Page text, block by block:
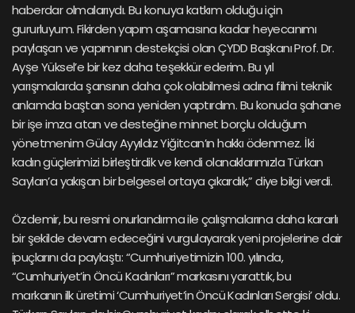
haberdar olmalarıydı. Bu konuya katkım olduğu için
gururluyum. Fikirden yapım aşamasına kadar heyecanımı
paylaşan ve yapımının destekçisi olan ÇYDD Başkanı Prof. Dr.
Ayşe Yüksel’e bir kez daha teşekkür ederim. Bu yıl
yarışmalarda şansının daha çok olabilmesi adına filmi teknik
anlamda baştan sona yeniden yaptırdım. Bu konuda şahane
bir işe imza atan ve desteğine minnet borçlu olduğum
yönetmenim Gülay Ayyıldız Yiğitcan’ın hakkı ödenmez. İki
kadın güçlerimizi birleştirdik ve kendi olanaklarımızla Türkan
Saylan’a yakışan bir belgesel ortaya çıkardık,” diye bilgi verdi.
Özdemir, bu resmi onurlandırma ile çalışmalarına daha kararlı
bir şekilde devam edeceğini vurgulayarak yeni projelerine dair
ipuçlarını da paylaştı: “Cumhuriyetimizin 100. yılında,
“Cumhuriyet’in Öncü Kadınları” markasını yarattık, bu
markanın ilk üretimi ‘Cumhuriyet’in Öncü Kadınları Sergisi’ oldu.